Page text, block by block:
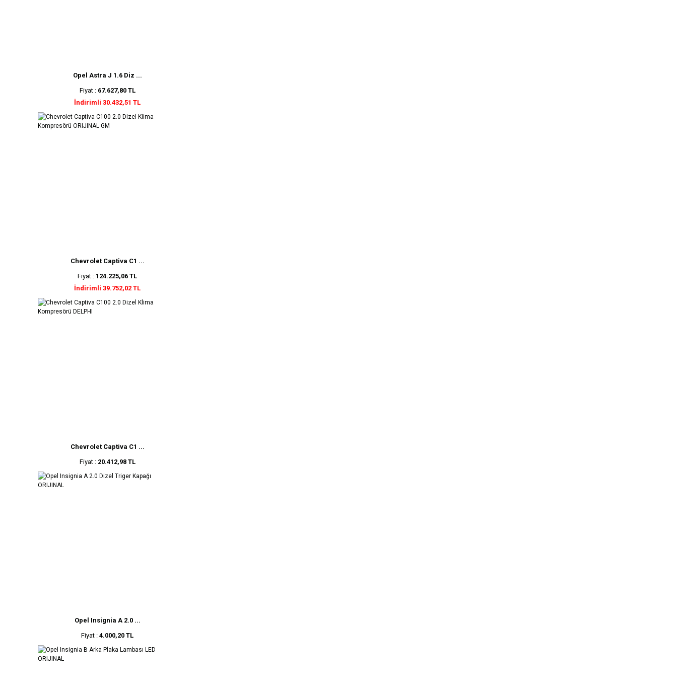
Opel Astra J 1.6 Diz ...
Fiyat : 67.627,80 TL
İndirimli 30.432,51 TL
Chevrolet Captiva C1 ...
Fiyat : 124.225,06 TL
İndirimli 39.752,02 TL
Chevrolet Captiva C1 ...
Fiyat : 20.412,98 TL
Opel Insignia A 2.0 ...
Fiyat : 4.000,20 TL